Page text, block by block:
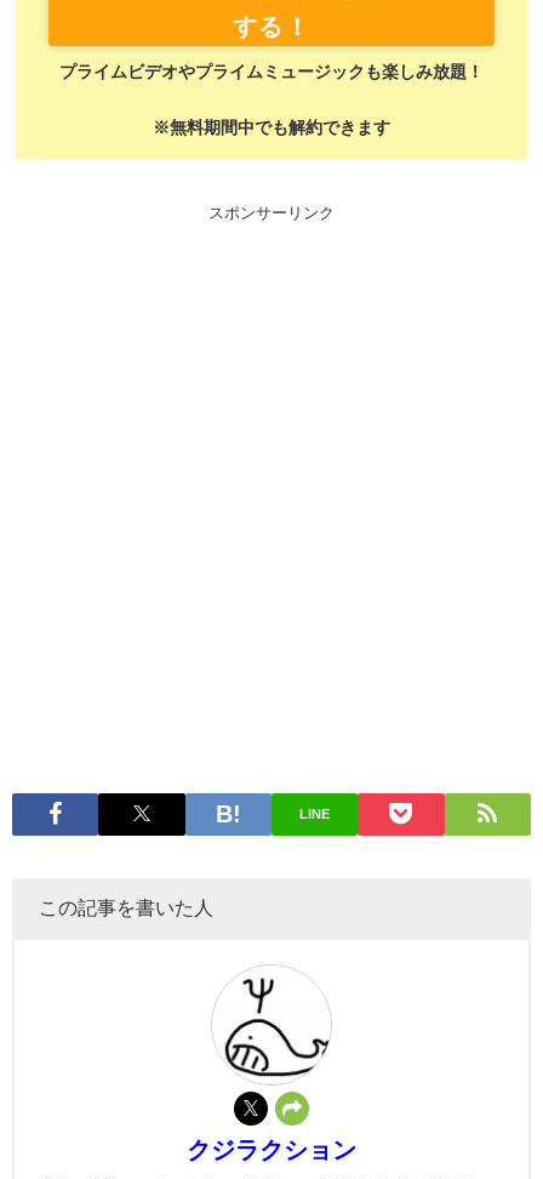
する！
プライムビデオやプライムミュージックも楽しみ放題！
※無料期間中でも解約できます
スポンサーリンク
LINE
この記事を書いた人
クジラクション